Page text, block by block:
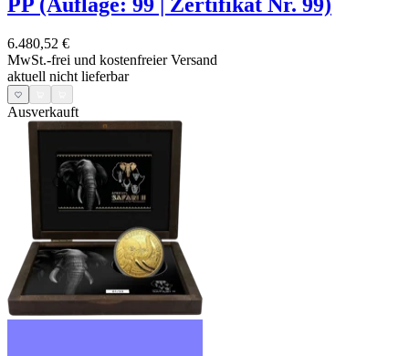
PP (Auflage: 99 | Zertifikat Nr. 99)
6.480,52 €
MwSt.-frei und kostenfreier Versand
aktuell nicht lieferbar
Ausverkauft